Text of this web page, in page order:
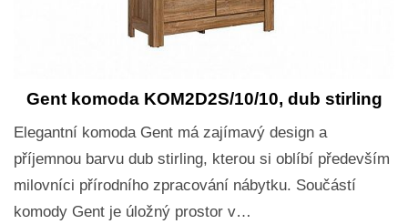
Gent komoda KOM2D2S/10/10, dub stirling
Elegantní komoda Gent má zajímavý design a
příjemnou barvu dub stirling, kterou si oblíbí především
milovníci přírodního zpracování nábytku. Součástí
komody Gent je úložný prostor v…